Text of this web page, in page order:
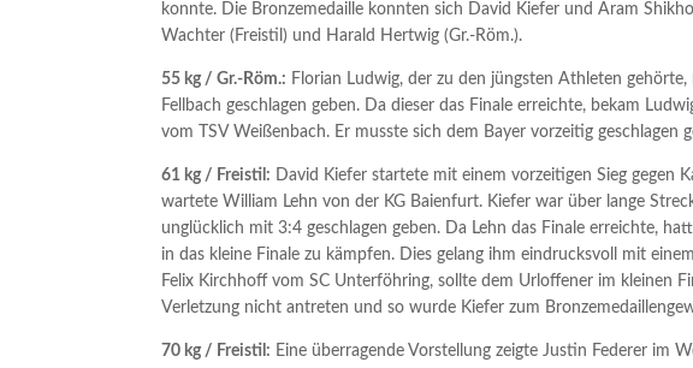
konnte. Die Bronzemedaille konnten sich David Kiefer und Aram
Wachter (Freistil) und Harald Hertwig (Gr.-Röm.).
55 kg / Gr.-Röm.: Florian Ludwig, der zu den jüngsten Athleten
Fellbach geschlagen geben. Da dieser das Finale erreichte, bekam
vom TSV Weißenbach. Er musste sich dem Bayer vorzeitig geschlagen
61 kg / Freistil: David Kiefer startete mit einem vorzeitigen Sieg gegen
wartete William Lehn von der KG Baienfurt. Kiefer war über lange
unglücklich mit 3:4 geschlagen geben. Da Lehn das Finale erreichte,
in das kleine Finale zu kämpfen. Dies gelang ihm eindrucksvoll mit
Felix Kirchhoff vom SC Unterföhring, sollte dem Urloffener im kleinen
Verletzung nicht antreten und so wurde Kiefer zum
70 kg / Freistil: Eine überragende Vorstellung zeigte Justin Federer im